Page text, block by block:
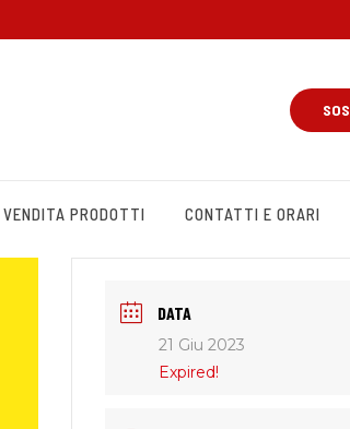
VENDITA PRODOTTI CONTATTI E ORARI
DATA
21 Giu 2023
Expired!